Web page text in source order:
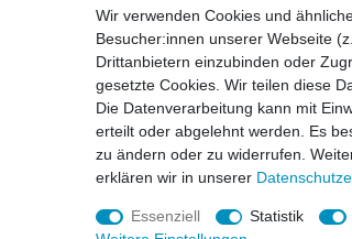
Kontakt
Probleme bei der Bestellung?
Über uns
zu Geaplan-Dachbahn
Wir verwenden Cookies und
Besucher:innen unserer Webseite
Drittanbietern einzubinden oder
gesetzte Cookies. Wir teilen diese
Die Datenverarbeitung kann mit
erteilt oder abgelehnt werden. Es
zu ändern oder zu widerrufen.
erklären wir in unserer
Essenziell Statistik